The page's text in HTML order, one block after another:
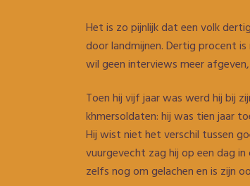
Het is zo pijnlijk dat een volk
door landmijnen. Dertig procent
wil geen interviews meer
Toen hij vijf jaar was werd hij bij
khmersoldaten: hij was tien jaar
Hij wist niet het verschil tussen
vuurgevecht zag hij op een dag
zelfs nog om gelachen en is zijn